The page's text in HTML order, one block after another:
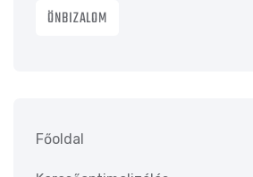
ÖNBIZALOM
Főoldal